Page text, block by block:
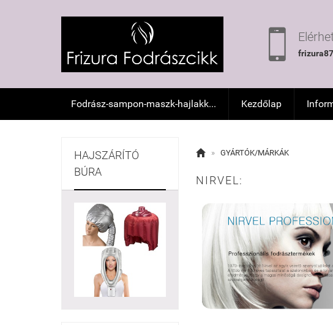

Fodrász-sampon-maszk-hajlakk... Kezdőlap
HAJSZÁRÍTÓ
BÚRA
 » GYÁRTÓK/MÁRKÁK
NIRVEL: